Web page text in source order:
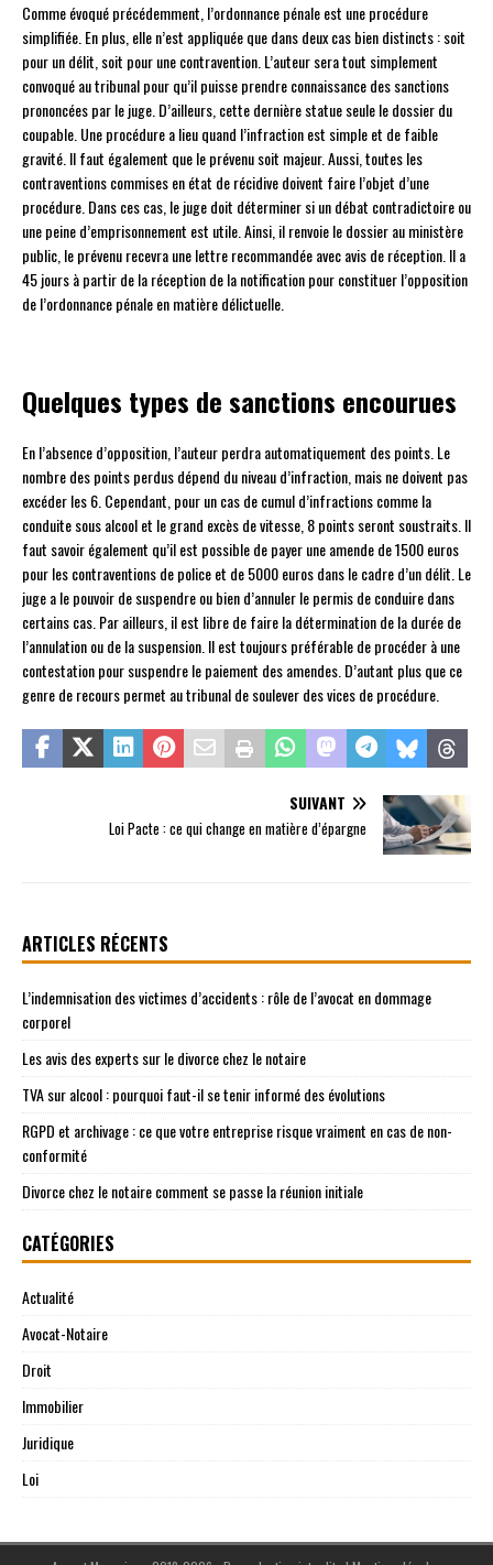
Comme évoqué précédemment, l’ordonnance pénale est une procédure
simplifiée. En plus, elle n’est appliquée que dans deux cas bien distincts : soit
pour un délit, soit pour une contravention. L’auteur sera tout simplement
convoqué au tribunal pour qu’il puisse prendre connaissance des sanctions
prononcées par le juge. D’ailleurs, cette dernière statue seule le dossier du
coupable. Une procédure a lieu quand l’infraction est simple et de faible
gravité. Il faut également que le prévenu soit majeur. Aussi, toutes les
contraventions commises en état de récidive doivent faire l’objet d’une
procédure. Dans ces cas, le juge doit déterminer si un débat contradictoire ou
une peine d’emprisonnement est utile. Ainsi, il renvoie le dossier au ministère
public, le prévenu recevra une lettre recommandée avec avis de réception. Il a
45 jours à partir de la réception de la notification pour constituer l’opposition
de l’ordonnance pénale en matière délictuelle.
Quelques types de sanctions encourues
En l’absence d’opposition, l’auteur perdra automatiquement des points. Le
nombre des points perdus dépend du niveau d’infraction, mais ne doivent pas
excéder les 6. Cependant, pour un cas de cumul d’infractions comme la
conduite sous alcool et le grand excès de vitesse, 8 points seront soustraits. Il
faut savoir également qu’il est possible de payer une amende de 1500 euros
pour les contraventions de police et de 5000 euros dans le cadre d’un délit. Le
juge a le pouvoir de suspendre ou bien d’annuler le permis de conduire dans
certains cas. Par ailleurs, il est libre de faire la détermination de la durée de
l’annulation ou de la suspension. Il est toujours préférable de procéder à une
contestation pour suspendre le paiement des amendes. D’autant plus que ce
genre de recours permet au tribunal de soulever des vices de procédure.
SUIVANT
Loi Pacte : ce qui change en matière d’épargne
ARTICLES RÉCENTS
L’indemnisation des victimes d’accidents : rôle de l’avocat en dommage
corporel
Les avis des experts sur le divorce chez le notaire
TVA sur alcool : pourquoi faut-il se tenir informé des évolutions
RGPD et archivage : ce que votre entreprise risque vraiment en cas de non-
conformité
Divorce chez le notaire comment se passe la réunion initiale
CATÉGORIES
Actualité
Avocat-Notaire
Droit
Immobilier
Juridique
Loi